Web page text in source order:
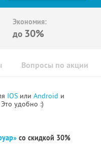
Экономия:
до 30%
Вопросы по акции
IOS или Android и
удобно :)
со скидкой 30%